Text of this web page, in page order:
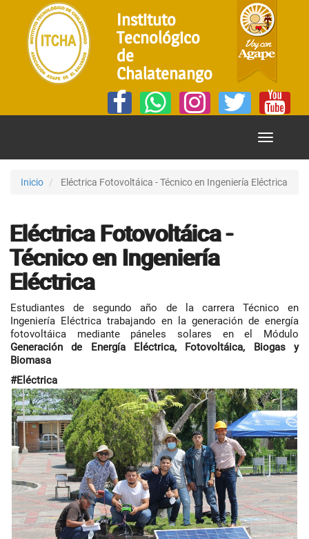
Instituto
Tecnológico
de
Chalatenango
Mostrar
Inicio Eléctrica Fotovoltáica - Técnico en Ingeniería Eléctrica
Eléctrica Fotovoltáica -
Técnico en Ingeniería
Eléctrica
Estudiantes de segundo año de la carrera Técnico en
Ingeniería Eléctrica trabajando en la generación de energía
fotovoltáica mediante páneles solares en el Módulo
Generación de Energía Eléctrica, Fotovoltáica, Biogas y
Biomasa
#Eléctrica